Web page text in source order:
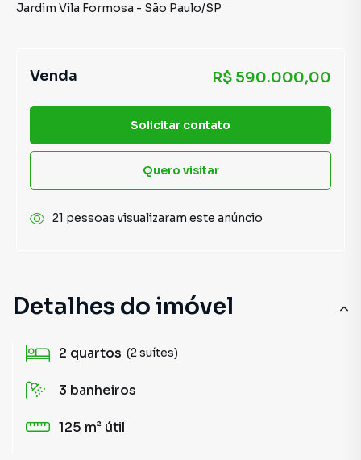
Detalhes do imóvel
2 quartos (2 suítes)
3 banheiros
125 m² útil
Jardim Vila Formosa - São Paulo/SP
Venda R$ 590.000,00
Solicitar contato
Quero visitar
21 pessoas visualizaram este anúncio